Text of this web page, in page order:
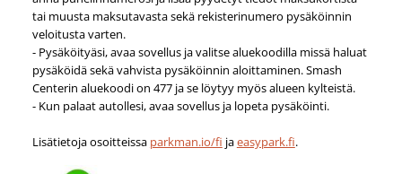
tai muusta maksutavasta sekä rekisterinumero pysäköinnin
veloitusta varten.
- Pysäköityäsi, avaa sovellus ja valitse aluekoodilla missä haluat
pysäköidä sekä vahvista pysäköinnin aloittaminen. Smash
Centerin aluekoodi on 477 ja se löytyy myös alueen kylteistä.
- Kun palaat autollesi, avaa sovellus ja lopeta pysäköinti.
Lisätietoja osoitteissa parkman.io/fi jaeasypark.fi.